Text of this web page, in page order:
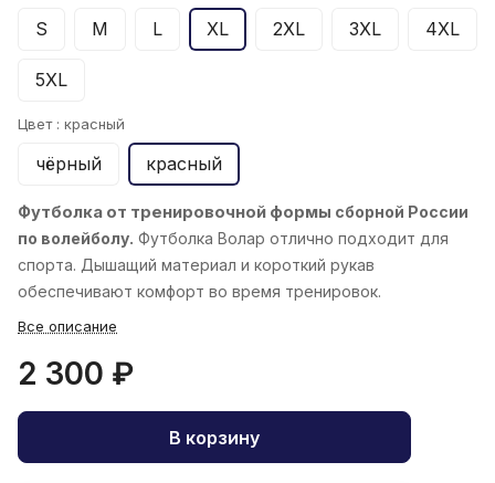
S M L XL 2XL 3XL 4XL
5XL
Цвет : красный
чёрный красный
Футболка от тренировочной формы сборной России
по волейболу. Футболка Волар отлично подходит для
спорта. Дышащий материал и короткий рукав
обеспечивают комфорт во время тренировок.
Все описание
2 300 ₽
В корзину